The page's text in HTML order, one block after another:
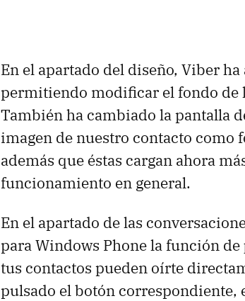
En el apartado del diseño, Viber
permitiendo modificar el fondo de
También ha cambiado la pantalla
imagen de nuestro contacto como
además que éstas cargan ahora
funcionamiento en general.
En el apartado de las
para Windows Phone la función de
tus contactos pueden oírte
pulsado el botón correspondiente,